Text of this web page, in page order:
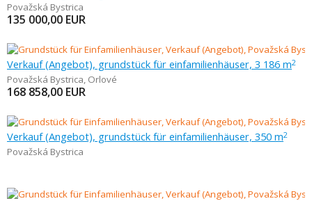
Považská Bystrica
135 000,00 EUR
Verkauf (Angebot), grundstück für einfamilienhäuser, 3 186 m2
Považská Bystrica, Orlové
168 858,00 EUR
Verkauf (Angebot), grundstück für einfamilienhäuser, 350 m2
Považská Bystrica